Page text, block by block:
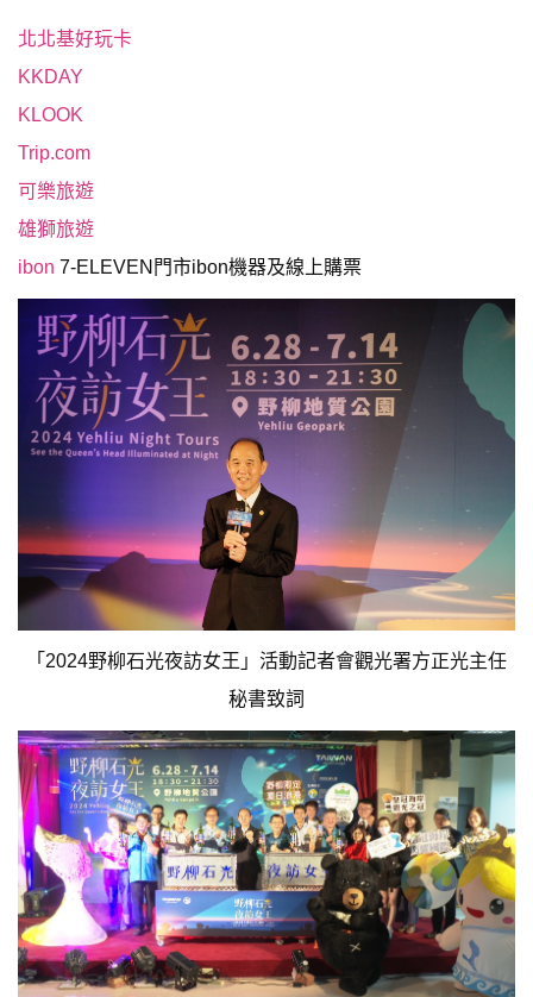
北北基好玩卡
KKDAY
KLOOK
Trip.com
可樂旅遊
雄獅旅遊
ibon 7-ELEVEN門市ibon機器及線上購票
「2024野柳石光夜訪女王」活動記者會觀光署方正光主任
秘書致詞